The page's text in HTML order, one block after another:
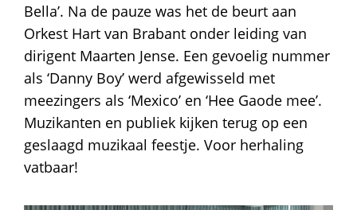
Bella’. Na de pauze was het de beurt aan
Orkest Hart van Brabant onder leiding van
dirigent Maarten Jense. Een gevoelig nummer
als ‘Danny Boy’ werd afgewisseld met
meezingers als ‘Mexico’ en ‘Hee Gaode mee’.
Muzikanten en publiek kijken terug op een
geslaagd muzikaal feestje. Voor herhaling
vatbaar!